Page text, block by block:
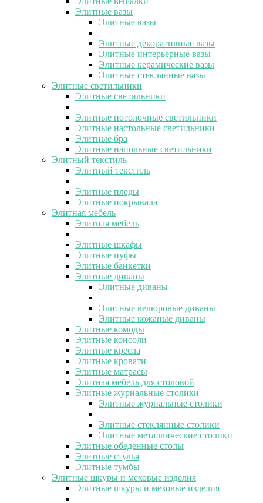
Элитные вазы
Элитные вазы
Элитные декоративные вазы
Элитные интерьерные вазы
Элитные керамические вазы
Элитные стеклянные вазы
Элитные светильники
Элитные светильники
Элитные потолочные светильники
Элитные настольные светильники
Элитные бра
Элитные напольные светильники
Элитный текстиль
Элитный текстиль
Элитные пледы
Элитные покрывала
Элитная мебель
Элитная мебель
Элитные шкафы
Элитные пуфы
Элитные банкетки
Элитные диваны
Элитные диваны
Элитные велюровые диваны
Элитные кожаные диваны
Элитные комоды
Элитные консоли
Элитные кресла
Элитные кровати
Элитные матрасы
Элитная мебель для столовой
Элитные журнальные столики
Элитные журнальные столики
Элитные стеклянные столики
Элитные металлические столики
Элитные обеденные столы
Элитные стулья
Элитные тумбы
Элитные шкуры и меховые изделия
Элитные шкуры и меховые изделия